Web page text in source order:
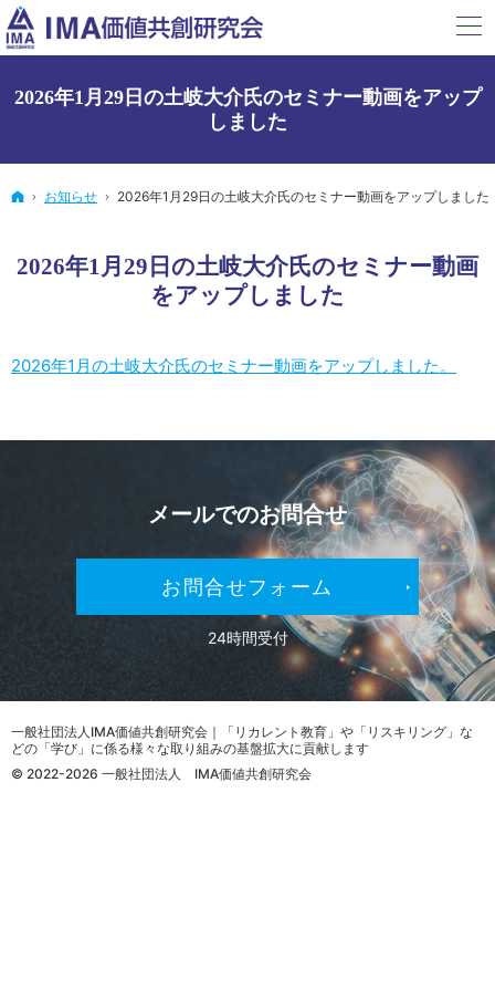
2026年1月29日の土岐大介氏のセミナー動画をアップ
しました
ホーム
お知らせ 2026年1月29日の土岐大介氏のセミナー動画をアップしました
2026年1月29日の土岐大介氏のセミナー動画
をアップしました
2026年1月の土岐大介氏のセミナー動画をアップしました。
メールでのお問合せ
お問合せフォーム
24時間受付
© 2022-2026 一般社団法人 IMA価値共創研究会
一般社団法人IMA価値共創研究会｜「リカレント教育」や「リスキリング」な
どの「学び」に係る様々な取り組みの基盤拡大に貢献します